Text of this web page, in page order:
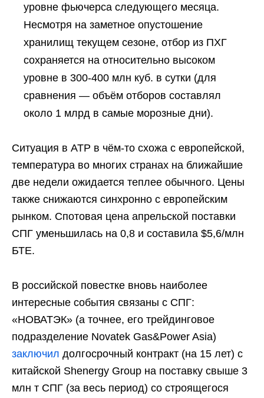
уровне фьючерса следующего месяца.
Несмотря на заметное опустошение
хранилищ текущем сезоне, отбор из ПХГ
сохраняется на относительно высоком
уровне в 300-400 млн куб. в сутки (для
сравнения — объём отборов составлял
около 1 млрд в самые морозные дни).
Ситуация в АТР в чём-то схожа с европейской,
температура во многих странах на ближайшие
две недели ожидается теплее обычного. Цены
также снижаются синхронно с европейским
рынком. Спотовая цена апрельской поставки
СПГ уменьшилась на 0,8 и составила $5,6/млн
БТЕ.
В российской повестке вновь наиболее
интересные события связаны с СПГ:
«НОВАТЭК» (а точнее, его трейдинговое
подразделение Novatek Gas&Power Asia)
заключил долгосрочный контракт (на 15 лет) с
китайской Shenergy Group на поставку свыше 3
млн т СПГ (за весь период) со строящегося